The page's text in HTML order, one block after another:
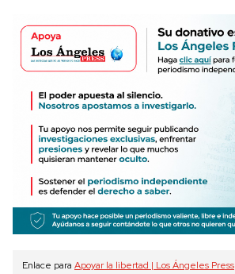
Enlace para Apoyar la libertad | Los Ángeles Press